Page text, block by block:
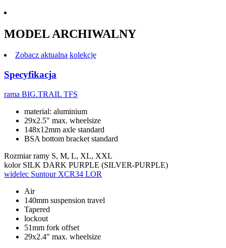
MODEL ARCHIWALNY
Zobacz aktualną kolekcję
Specyfikacja
rama BIG.TRAIL TFS
material: aluminium
29x2.5" max. wheelsize
148x12mm axle standard
BSA bottom bracket standard
Rozmiar ramy S, M, L, XL, XXL
kolor SILK DARK PURPLE (SILVER-PURPLE)
widelec Suntour XCR34 LOR
Air
140mm suspension travel
Tapered
lockout
51mm fork offset
29x2.4" max. wheelsize